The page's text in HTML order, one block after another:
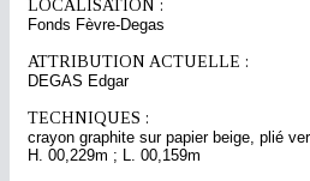
LOCALISATION :
Fonds Fèvre-Degas
ATTRIBUTION ACTUELLE :
DEGAS Edgar
TECHNIQUES :
crayon graphite sur papier beige, plié
H. 00,229m ; L. 00,159m